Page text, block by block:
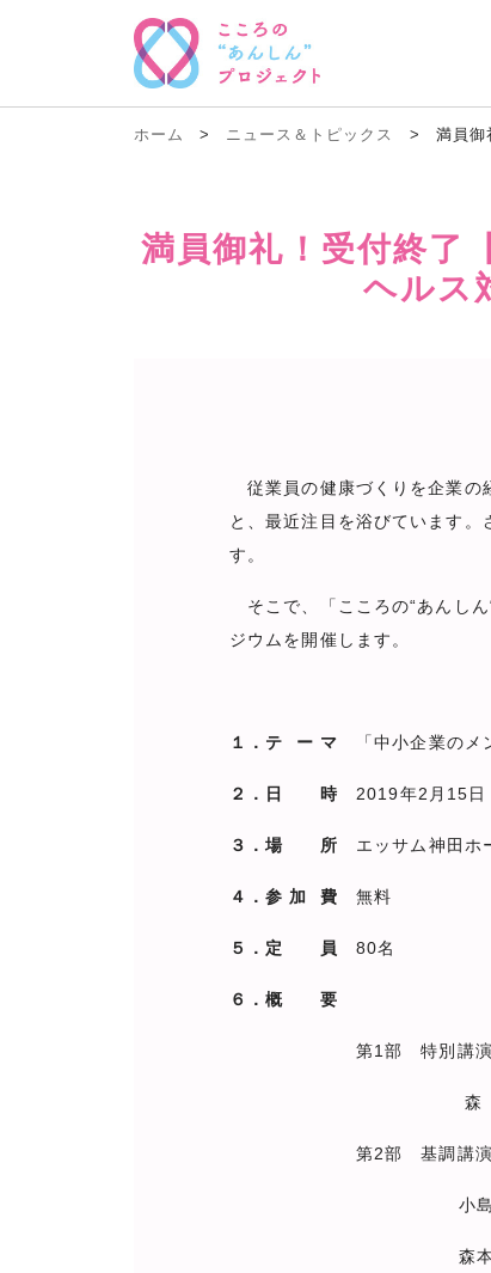
ホーム > ニュース＆トピックス > 満員御
満員御礼！受付終了
ヘルス
従業員の健康づくりを企業の
と、最近注目を浴びています
す。
そこで、「こころの“あんし
ジウムを開催します。
１．テ ー マ 「中小企業のメ
２．日 時2019年2月15日
３．場 所 エッサム神田ホ
４．参 加 費 無料
５．定 員 80名
６．概 要
第1部 特別講演
森 晃爾 氏（産業医
第2部 基調講演
小島 俊一 氏（元気
森本 英樹 氏（森本産